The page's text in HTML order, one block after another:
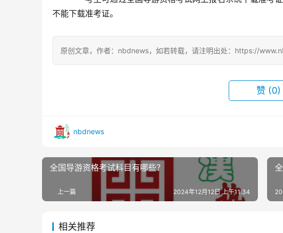
不能下载准考证。
原创文章，作者：nbdnews，如若转载，请注明出处：https://
赞 (0)
nbdnews
全国导游资格考试科目有哪些？
上一篇 2024年12月12日 上午11:34
相关推荐